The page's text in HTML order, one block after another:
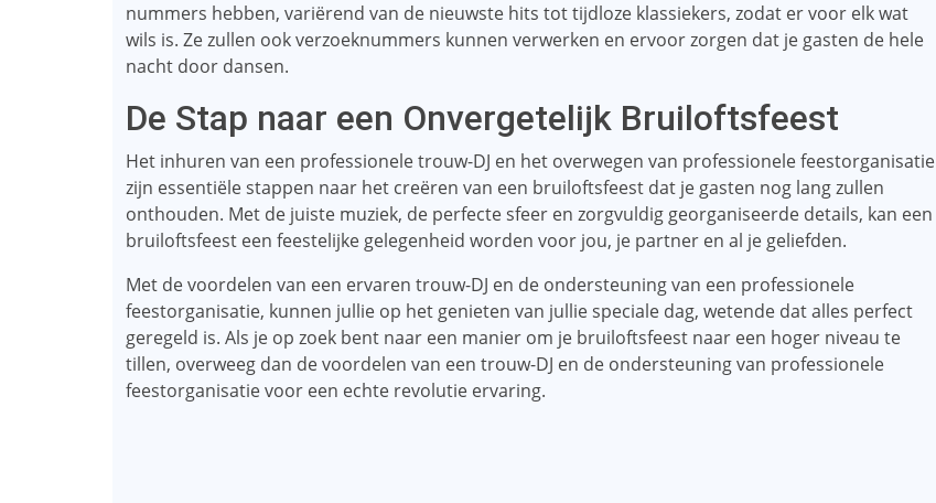
nummers hebben, variërend van de nieuwste hits tot tijdloze klassiekers, zodat er voor elk wat
wils is. Ze zullen ook verzoeknummers kunnen verwerken en ervoor zorgen dat je gasten de hele
nacht door dansen.
De Stap naar een Onvergetelijk Bruiloftsfeest
Het inhuren van een professionele trouw-DJ en het overwegen van professionele feestorganisatie
zijn essentiële stappen naar het creëren van een bruiloftsfeest dat je gasten nog lang zullen
onthouden. Met de juiste muziek, de perfecte sfeer en zorgvuldig georganiseerde details, kan een
bruiloftsfeest een feestelijke gelegenheid worden voor jou, je partner en al je geliefden.
Met de voordelen van een ervaren trouw-DJ en de ondersteuning van een professionele
feestorganisatie, kunnen jullie op het genieten van jullie speciale dag, wetende dat alles perfect
geregeld is. Als je op zoek bent naar een manier om je bruiloftsfeest naar een hoger niveau te
tillen, overweeg dan de voordelen van een trouw-DJ en de ondersteuning van professionele
feestorganisatie voor een echte revolutie ervaring.